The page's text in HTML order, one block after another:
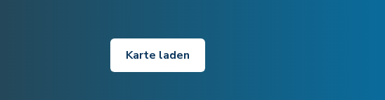
Karte laden